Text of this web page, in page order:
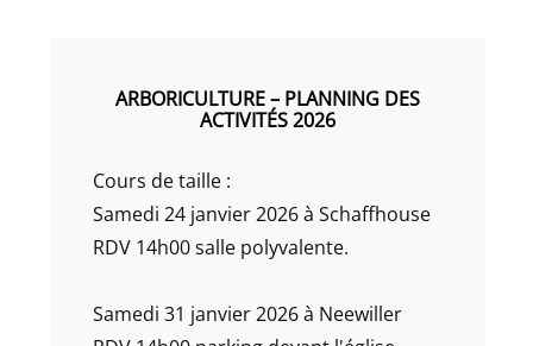
ARBORICULTURE – PLANNING DES
ACTIVITÉS 2026
Cours de taille :
Samedi 24 janvier 2026 à Schaffhouse
RDV 14h00 salle polyvalente.
Samedi 31 janvier 2026 à Neewiller